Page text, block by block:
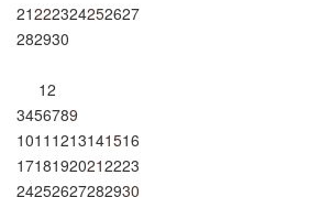
21222324252627
282930
12
3456789
1011 1213141516
17181920212223
24252627282930